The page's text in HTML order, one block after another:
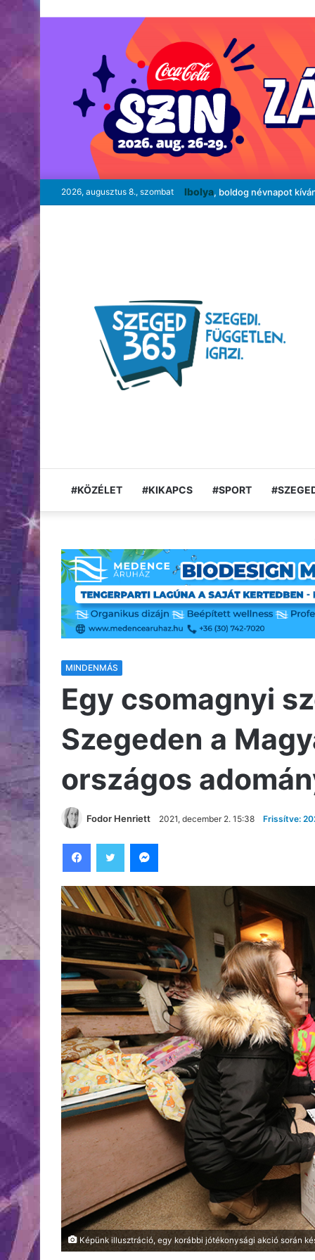
2026, augusztus 8., szombat Ibolya, boldog névnapot
#KÖZÉLET #KIKAPCS #SPORT
MINDENMÁS
Egy csomagnyi
Szegeden a
országos
Fodor Henriett 2021, december 2. 15:38 Frissítve:
Képünk illusztráció, egy korábbi jótékonysági akció során